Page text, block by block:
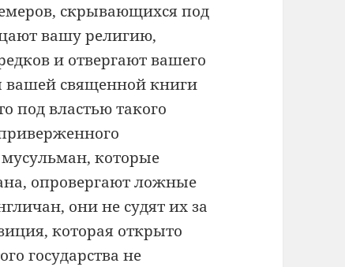
скрывающихся под
вашу религию,
и отвергают вашего
вашей священной книги
под властью такого
которые
опровергают ложные
они не судят их за
которая открыто
государства не